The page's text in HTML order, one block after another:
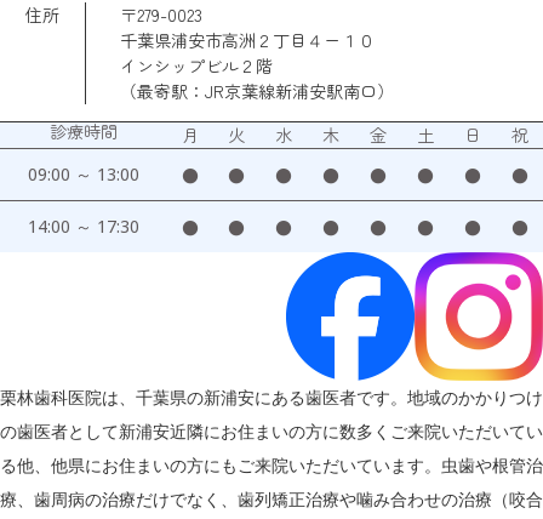
住所
〒279-0023
千葉県浦安市高洲２丁目４ー１０
インシップビル２階
（最寄駅：JR京葉線新浦安駅南口）
診療時間
月 火 水 木 金 土 日 祝
09:00 ～ 13:00 ● ● ● ● ● ● ● ●
14:00 ～ 17:30 ● ● ● ● ● ● ● ●
栗林歯科医院は、千葉県の新浦安にある歯医者です。地域のかかりつけ
の歯医者として新浦安近隣にお住まいの方に数多くご来院いただいてい
る他、他県にお住まいの方にもご来院いただいています。虫歯や根管治
療、歯周病の治療だけでなく、歯列矯正治療や噛み合わせの治療（咬合